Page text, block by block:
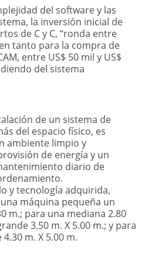
del software y las
la inversión inicial de
de C y C, “ronda entre
tanto para la compra de
entre US$ 50 mil y US$
del sistema
de un sistema de
del espacio físico, es
ambiente limpio y
de energía y un
diario de
y tecnología adquirida,
máquina pequeña un
m.; para una mediana 2.80
3.50 m. X 5.00 m.; y para
m. X 5.00 m.